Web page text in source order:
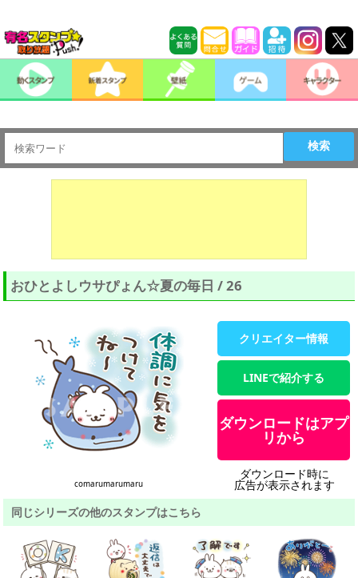
検索
おひとよしウサぴょん☆夏の毎日 / 26
comarumarumaru
クリエイター情報
LINEで紹介する
ダウンロードはアプ
リから
ダウンロード時に
広告が表示されます
同じシリーズの他のスタンプはこちら